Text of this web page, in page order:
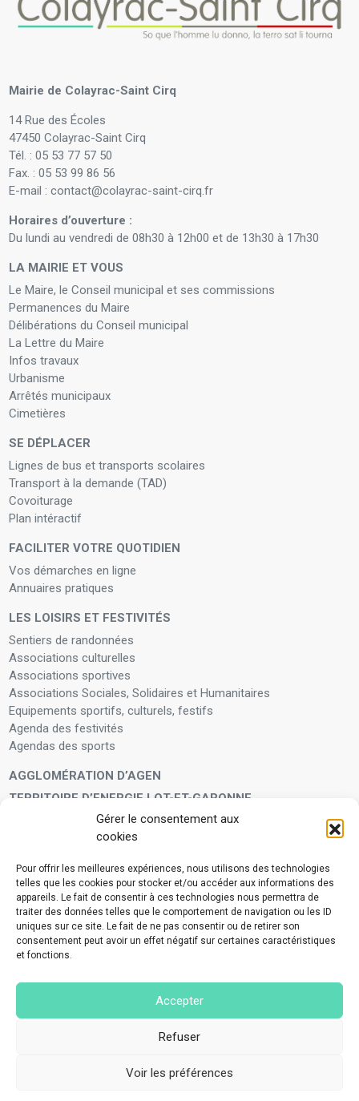
Gérer le consentement aux
cookies
Pour offrir les meilleures expériences, nous utilisons des technologies
telles que les cookies pour stocker et/ou accéder aux informations des
appareils. Le fait de consentir à ces technologies nous permettra de
traiter des données telles que le comportement de navigation ou les ID
uniques sur ce site. Le fait de ne pas consentir ou de retirer son
consentement peut avoir un effet négatif sur certaines caractéristiques
et fonctions.
Accepter
Refuser
Voir les préférences
Mairie de Colayrac-Saint Cirq
14 Rue des Écoles
47450 Colayrac-Saint Cirq
Tél. : 05 53 77 57 50
Fax. : 05 53 99 86 56
E-mail : contact@colayrac-saint-cirq.fr
Horaires d’ouverture :
Du lundi au vendredi de 08h30 à 12h00 et de 13h30 à 17h30
LA MAIRIE ET VOUS
Le Maire, le Conseil municipal et ses commissions
Permanences du Maire
Délibérations du Conseil municipal
La Lettre du Maire
Infos travaux
Urbanisme
Arrêtés municipaux
Cimetières
SE DÉPLACER
Lignes de bus et transports scolaires
Transport à la demande (TAD)
Covoiturage
Plan intéractif
FACILITER VOTRE QUOTIDIEN
Vos démarches en ligne
Annuaires pratiques
LES LOISIRS ET FESTIVITÉS
Sentiers de randonnées
Associations culturelles
Associations sportives
Associations Sociales, Solidaires et Humanitaires
Equipements sportifs, culturels, festifs
Agenda des festivités
Agendas des sports
AGGLOMÉRATION D’AGEN
TERRITOIRE D’ENERGIE LOT-ET-GARONNE
Enfants et adolescents
VIVRE À VOS CÔTÉS
Service municipal d’aide administrative
Aide à la personne en difficulté
Télé-alerte
Collecte des déchets ménagers et encombrants
Application Mes déchets-Agglo Agen